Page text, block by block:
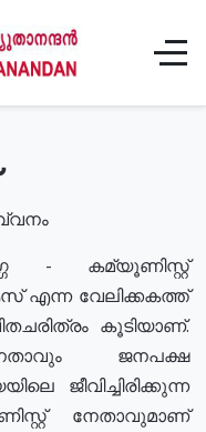
- കമ്യൂണിസ്റ്റ്
എന്ന വേലിക്കകത്ത്
കൂടിയാണ്.
ജനപക്ഷ
ജീവിച്ചിരിക്കുന്ന
നേതാവുമാണ്